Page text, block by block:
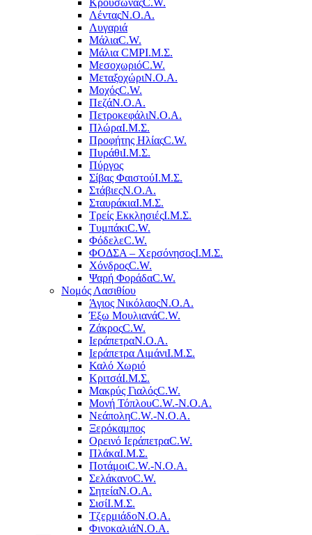
ΚρουσώναςC.W.
ΛένταςΝ.Ο.Α.
Λυγαριά
ΜάλιαC.W.
Μάλια CMPΙ.Μ.Σ.
ΜεσοχωριόC.W.
ΜεταξοχώριΝ.Ο.Α.
ΜοχόςC.W.
ΠεζάΝ.Ο.Α.
ΠετροκεφάλιΝ.Ο.Α.
ΠλώραΙ.Μ.Σ.
Προφήτης ΗλίαςC.W.
ΠυράθιΙ.Μ.Σ.
Πύργος
Σίβας ΦαιστούΙ.Μ.Σ.
ΣτάβιεςΝ.Ο.Α.
ΣταυράκιαΙ.Μ.Σ.
Τρείς ΕκκλησιέςΙ.Μ.Σ.
ΤυμπάκιC.W.
ΦόδελεC.W.
ΦΟΔΣΑ – ΧερσόνησοςΙ.Μ.Σ.
ΧόνδροςC.W.
Ψαρή ΦοράδαC.W.
Νομός Λασιθίου
Άγιος ΝικόλαοςΝ.Ο.Α.
Έξω ΜουλιανάC.W.
ΖάκροςC.W.
ΙεράπετραΝ.Ο.Α.
Ιεράπετρα ΛιμάνιΙ.Μ.Σ.
Καλό Χωριό
ΚριτσάΙ.Μ.Σ.
Μακρύς ΓιαλόςC.W.
Μονή ΤόπλουC.W.-Ν.Ο.Α.
ΝεάποληC.W.-Ν.Ο.Α.
Ξερόκαμπος
Ορεινό ΙεράπετραC.W.
ΠλάκαΙ.Μ.Σ.
ΠοτάμοιC.W.-Ν.Ο.Α.
ΣελάκανοC.W.
ΣητείαΝ.Ο.Α.
ΣισίΙ.Μ.Σ.
ΤζερμιάδοΝ.Ο.Α.
ΦινοκαλιάΝ.Ο.Α.